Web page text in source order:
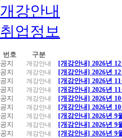
개강안내
취업정보
지
사
항
번호
구분
공지
개강안내
[개강안내] 2026년
공지
개강안내
[개강안내] 2026년
공지
개강안내
[개강안내] 2026년
공지
개강안내
[개강안내] 2026년
공지
개강안내
[개강안내] 2026년
공지
개강안내
[개강안내] 2026년
공지
개강안내
[개강안내] 2026년 9
공지
개강안내
[개강안내] 2026년 9
공지
개강안내
[개강안내] 2026년 9